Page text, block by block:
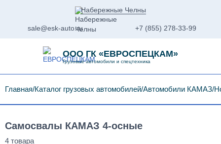
Набережные Челны
sale@esk-auto.ru +7 (855) 278-33-99
ООО ГК «ЕВРОСПЕЦКАМ»
Грузовые автомобили и спецтехника
Главная Каталог грузовых автомобилей Автомобили КАМАЗ
Самосвалы КАМАЗ 4-осные